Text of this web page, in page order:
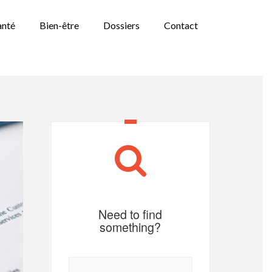
Bien-être Dossiers Contact
Need to find
something?